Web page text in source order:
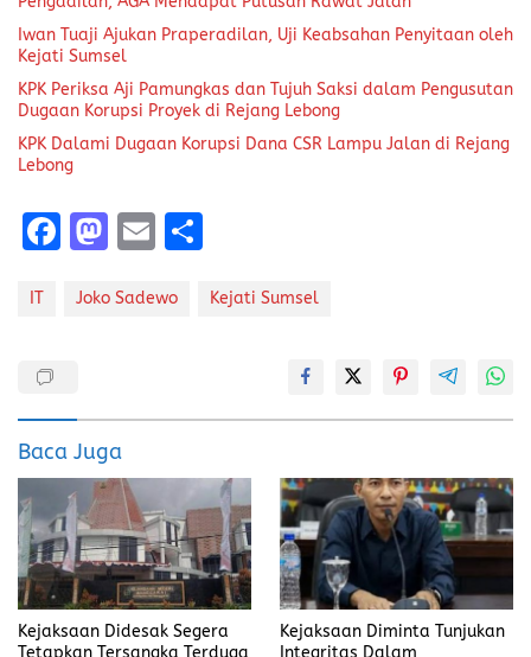
Iwan Tuaji Ajukan Praperadilan, Uji Keabsahan Penyitaan oleh
Kejati Sumsel
KPK Periksa Aji Pamungkas dan Tujuh Saksi dalam Pengusutan
Dugaan Korupsi Proyek di Rejang Lebong
KPK Dalami Dugaan Korupsi Dana CSR Lampu Jalan di Rejang
Lebong
F
ce
o
k
M
st
o
n
E
ai
a
IT Joko Sadewo Kejati Sumsel
Baca Juga
Kejaksaan Didesak Segera
Tetapkan Tersangka Terduga
Kejaksaan Diminta Tunjukan
Integritas Dalam